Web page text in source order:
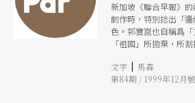
新加坡《聯合早報》
劇作時，特別捻出「
色。郭寶崑也自稱爲
「祖國」所拋棄，所
園」，怎會也有「孤兒
文字 | 馬森
第84期 / 1999年12月號